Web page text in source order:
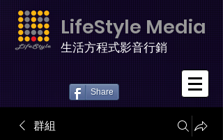
LifeStyle Media
生活方程式影音行銷
Share
群組